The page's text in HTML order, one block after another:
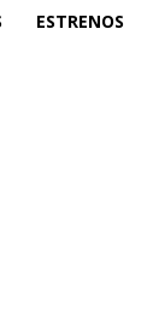
ESTRENOS